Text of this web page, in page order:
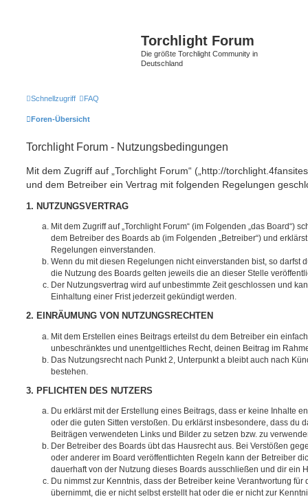
Torchlight Forum
Die größte Torchlight Community in
Deutschland
Schnellzugriff FAQ
Foren-Übersicht
Torchlight Forum - Nutzungsbedingungen
Mit dem Zugriff auf „Torchlight Forum“ („http://
und dem Betreiber ein Vertrag mit folgenden Regelungen
1. NUTZUNGSVERTRAG
Mit dem Zugriff auf „Torchlight Forum“ (im Folgenden „das Board“)
dem Betreiber des Boards ab (im Folgenden „Betreiber“) und
Regelungen einverstanden.
Wenn du mit diesen Regelungen nicht einverstanden bist, so darfst
die Nutzung des Boards gelten jeweils die an dieser Stelle
Der Nutzungsvertrag wird auf unbestimmte Zeit geschlossen und
Einhaltung einer Frist jederzeit gekündigt werden.
2. EINRÄUMUNG VON NUTZUNGSRECHTEN
Mit dem Erstellen eines Beitrags erteilst du dem Betreiber ein
unbeschränktes und unentgeltliches Recht, deinen Beitrag im
Das Nutzungsrecht nach Punkt 2, Unterpunkt a bleibt auch nach
bestehen.
3. PFLICHTEN DES NUTZERS
Du erklärst mit der Erstellung eines Beitrags, dass er keine Inhalte
oder die guten Sitten verstoßen. Du erklärst insbesondere, dass du
Beiträgen verwendeten Links und Bilder zu setzen bzw. zu
Der Betreiber des Boards übt das Hausrecht aus. Bei Verstößen
oder anderer im Board veröffentlichten Regeln kann der Betreiber
dauerhaft von der Nutzung dieses Boards ausschließen und dir ein
Du nimmst zur Kenntnis, dass der Betreiber keine Verantwortung für
übernimmt, die er nicht selbst erstellt hat oder die er nicht zur